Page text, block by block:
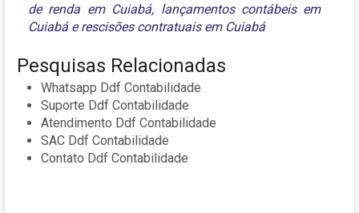
de renda em Cuiabá, lançamentos contábeis em
Cuiabáerescisões contratuais em Cuiabá
Pesquisas Relacionadas
Whatsapp Ddf Contabilidade
Suporte Ddf Contabilidade
Atendimento Ddf Contabilidade
SAC Ddf Contabilidade
Contato Ddf Contabilidade